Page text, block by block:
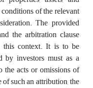
of the relevant
The provided
the arbitration clause
context. It is to be
by investors must as a
the acts or omissions of
such an attribution, the